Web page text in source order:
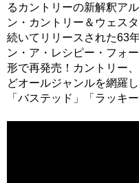
るカントリーの新解釈ア
ン・カントリー＆ウェス
続いてリリースされた63
ン・ア・レシピー・フォ
形で再発売！カントリー
どオールジャンルを網羅
「バステッド」「ラッキ